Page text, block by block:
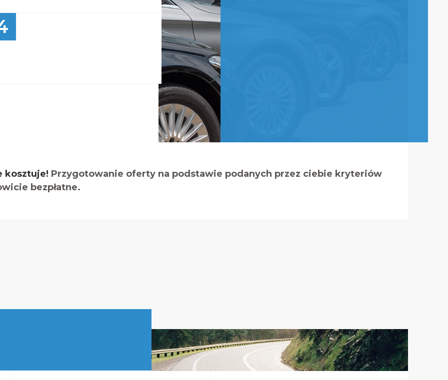
kosztuje! Przygotowanie oferty na podstawie podanych przez ciebie kryteriów
bezpłatne.